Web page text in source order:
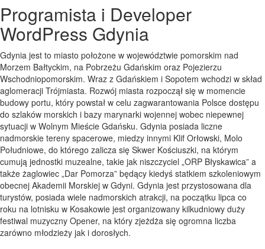
Programista i Developer
WordPress Gdynia
Gdynia jest to miasto położone w województwie pomorskim nad
Morzem Bałtyckim, na Pobrzeżu Gdańskim oraz Pojezierzu
Wschodniopomorskim. Wraz z Gdańskiem i Sopotem wchodzi w skład
aglomeracji Trójmiasta. Rozwój miasta rozpoczął się w momencie
budowy portu, który powstał w celu zagwarantowania Polsce dostępu
do szlaków morskich i bazy marynarki wojennej wobec niepewnej
sytuacji w Wolnym Mieście Gdańsku. Gdynia posiada liczne
nadmorskie tereny spacerowe, miedzy innymi Klif Orłowski, Molo
Południowe, do którego zalicza się Skwer Kościuszki, na którym
cumują jednostki muzealne, takie jak niszczyciel „ORP Błyskawica” a
także żaglowiec „Dar Pomorza” będący kiedyś statkiem szkoleniowym
obecnej Akademii Morskiej w Gdyni. Gdynia jest przystosowana dla
turystów, posiada wiele nadmorskich atrakcji, na początku lipca co
roku na lotnisku w Kosakowie jest organizowany kilkudniowy duży
festiwal muzyczny Opener, na który zjeżdża się ogromna liczba
zarówno młodzieży jak i dorosłych.